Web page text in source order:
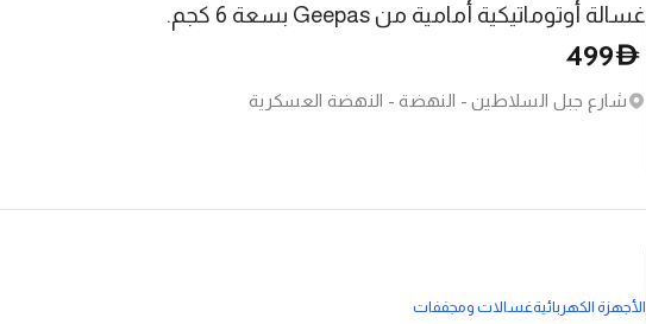
غسالة أوتوماتيكية أمامية من Geepas بسعة 6 كجم.
D
499
شارع جبل السلاطين - النهضة - النهضة العسكرية
الأجهزة الكهربائيةغسالات ومجففات